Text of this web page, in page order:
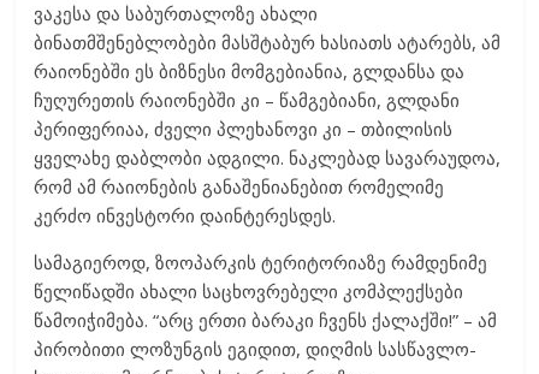
ვაკესა და საბურთალოზე ახალი
ბინათმშენებლობები მასშტაბურ ხასიათს ატარებს, ამ
რაიონებში ეს ბიზნესი მომგებიანია, გლდანსა და
ჩუღურეთის რაიონებში კი – წამგებიანი, გლდანი
პერიფერიაა, ძველი პლეხანოვი კი – თბილისის
ყველახე დაბლობი ადგილი. ნაკლებად სავარაუდოა,
რომ ამ რაიონების განაშენიანებით რომელიმე
კერძო ინვესტორი დაინტერესდეს.
სამაგიეროდ, ზოოპარკის ტერიტორიაზე რამდენიმე
წელიწადში ახალი საცხოვრებელი კომპლექსები
წამოიჭიმება. “არც ერთი ბარაკი ჩვენს ქალაქში!” – ამ
პირობითი ლოზუნგის ეგიდით, დიღმის სასწავლო-